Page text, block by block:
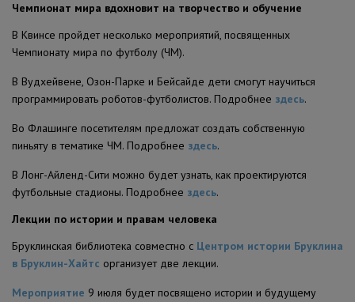
Чемпионат мира вдохновит на творчество и обучение
В Квинсе пройдет несколько мероприятий, посвященных
Чемпионату мира по футболу (ЧМ).
В Вудхейвене, Озон-Парке и Бейсайде дети смогут научиться
программировать роботов-футболистов. Подробнее здесь.
Во Флашинге посетителям предложат создать собственную
пиньяту в тематике ЧМ. Подробнее здесь.
В Лонг-Айленд-Сити можно будет узнать, как проектируются
футбольные стадионы. Подробнее здесь.
Лекции по истории и правам человека
Бруклинская библиотека совместно с Центром истории Бруклина
в Бруклин-Хайтс организует две лекции.
Мероприятие 9 июля будет посвящено истории и будущему